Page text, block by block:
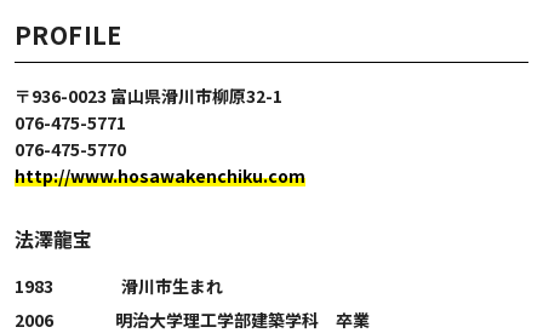
PROFILE
〒936-0023 富山県滑川市柳原32-1
076-475-5771
076-475-5770
http://www.hosawakenchiku.com
法澤龍宝
1983 滑川市生まれ
2006 明治大学理工学部建築学科 卒業